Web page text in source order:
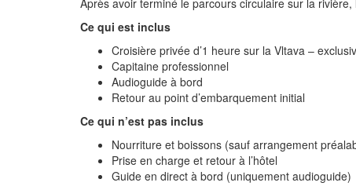
Ce qui est inclus
Croisière privée d’1 heure sur la Vltava –
Capitaine professionnel
Audioguide à bord
Retour au point d’embarquement initial
Ce qui n’est pas inclus
Nourriture et boissons (sauf arrangement
Prise en charge et retour à l’hôtel
Guide en direct à bord (uniquement audioguide)